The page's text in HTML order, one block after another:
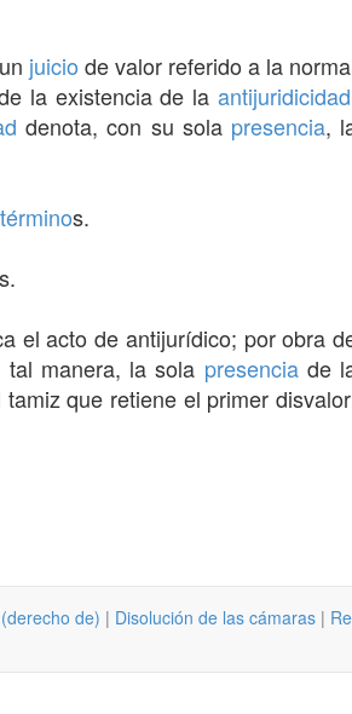
juicio de valor referido a la
la existencia de laantijuridicidad
denota, con su sola presencia,
términos.
el acto de antijurídico; por obra
tal manera, la sola presenciade
que retiene el primer
de) | Disolución de las cámaras |